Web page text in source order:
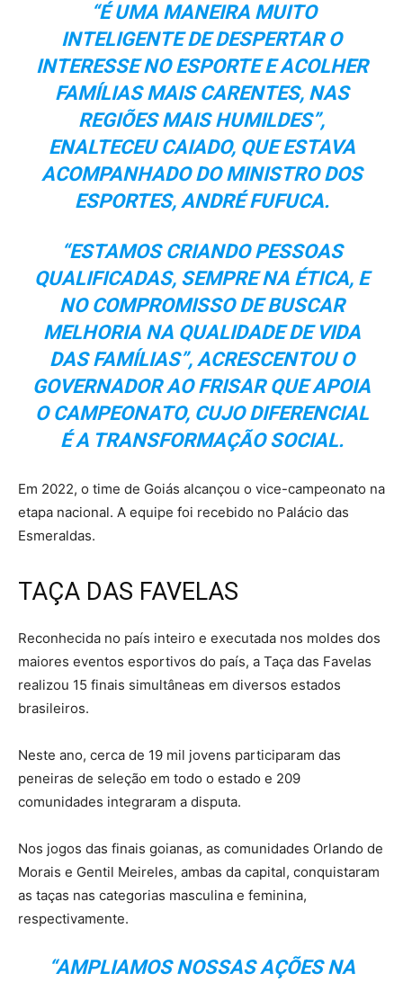
“É UMA MANEIRA MUITO
INTELIGENTE DE DESPERTAR O
INTERESSE NO ESPORTE E ACOLHER
FAMÍLIAS MAIS CARENTES, NAS
REGIÕES MAIS HUMILDES”,
ENALTECEU CAIADO, QUE ESTAVA
ACOMPANHADO DO MINISTRO DOS
ESPORTES, ANDRÉ FUFUCA.
“ESTAMOS CRIANDO PESSOAS
QUALIFICADAS, SEMPRE NA ÉTICA, E
NO COMPROMISSO DE BUSCAR
MELHORIA NA QUALIDADE DE VIDA
DAS FAMÍLIAS”, ACRESCENTOU O
GOVERNADOR AO FRISAR QUE APOIA
O CAMPEONATO, CUJO DIFERENCIAL
É A TRANSFORMAÇÃO SOCIAL.
Em 2022, o time de Goiás alcançou o vice-campeonato na
etapa nacional. A equipe foi recebido no Palácio das
Esmeraldas.
TAÇA DAS FAVELAS
Reconhecida no país inteiro e executada nos moldes dos
maiores eventos esportivos do país, a Taça das Favelas
realizou 15 finais simultâneas em diversos estados
brasileiros.
Neste ano, cerca de 19 mil jovens participaram das
peneiras de seleção em todo o estado e 209
comunidades integraram a disputa.
Nos jogos das finais goianas, as comunidades Orlando de
Morais e Gentil Meireles, ambas da capital, conquistaram
as taças nas categorias masculina e feminina,
respectivamente.
“AMPLIAMOS NOSSAS AÇÕES NA